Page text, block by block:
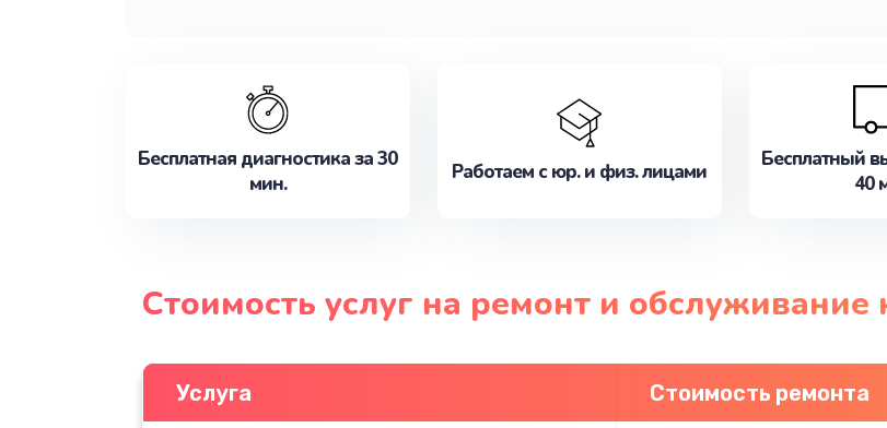
Бесплатная диагностика за 30
мин.
Работаем с юр. и физ. лицами
Бесплатный
40
Стоимость услуг на ремонт и обслуживание
Услуга Стоимость ремонта